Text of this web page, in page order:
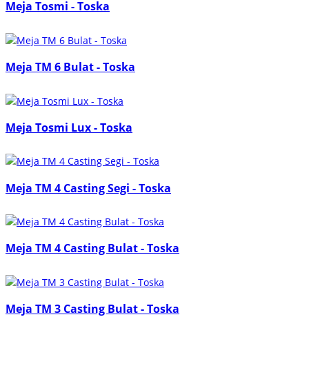
Meja Tosmi - Toska
Meja TM 6 Bulat - Toska
Meja Tosmi Lux - Toska
Meja TM 4 Casting Segi - Toska
Meja TM 4 Casting Bulat - Toska
Meja TM 3 Casting Bulat - Toska